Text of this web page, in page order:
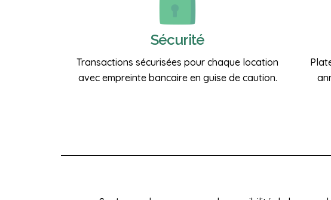
Sécurité
Transactions sécurisées pour chaque location
avec empreinte bancaire en guise de caution.